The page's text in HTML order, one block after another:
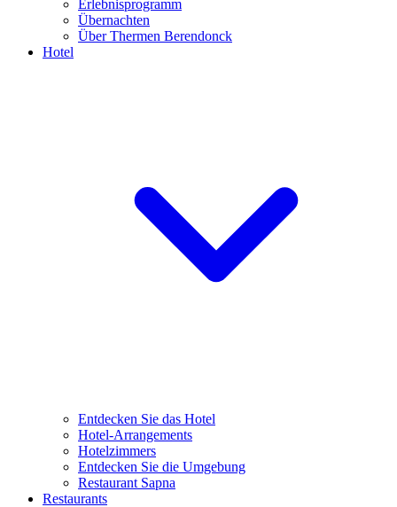
Erlebnisprogramm
Übernachten
Über Thermen Berendonck
Hotel
Entdecken Sie das Hotel
Hotel-Arrangements
Hotelzimmers
Entdecken Sie die Umgebung
Restaurant Sapna
Restaurants